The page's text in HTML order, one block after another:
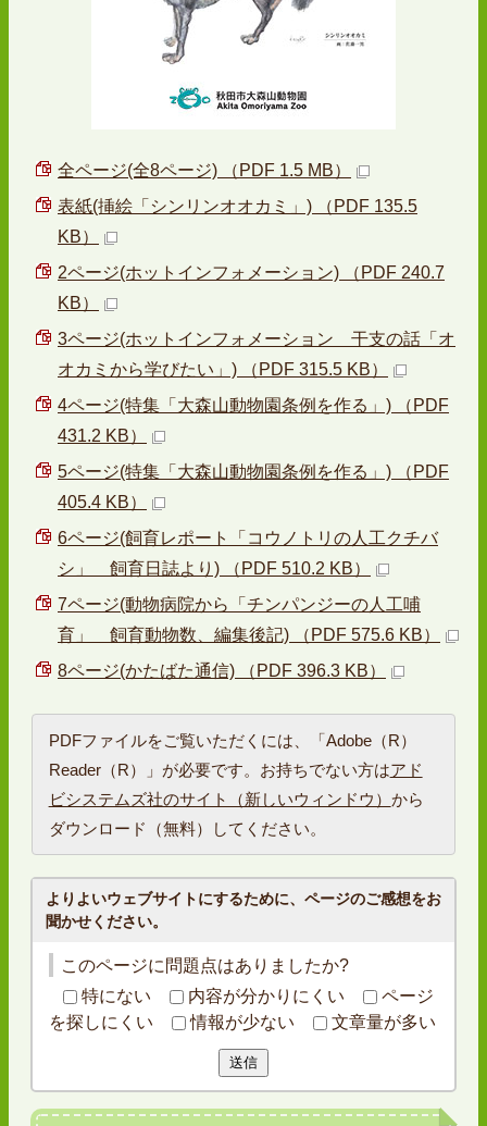
全ページ(全8ページ) （PDF 1.5 MB）
表紙(挿絵「シンリンオオカミ」) （PDF 135.5
KB）
2ページ(ホットインフォメーション) （PDF 240.7
KB）
3ページ(ホットインフォメーション 干支の話「オ
オカミから学びたい」) （PDF 315.5 KB）
4ページ(特集「大森山動物園条例を作る」) （PDF
431.2 KB）
5ページ(特集「大森山動物園条例を作る」) （PDF
405.4 KB）
6ページ(飼育レポート「コウノトリの人工クチバ
シ」 飼育日誌より) （PDF 510.2 KB）
7ページ(動物病院から「チンパンジーの人工哺
育」 飼育動物数、編集後記) （PDF 575.6 KB）
8ページ(かたばた通信) （PDF 396.3 KB）
PDFファイルをご覧いただくには、「Adobe（R）
Reader（R）」が必要です。お持ちでない方はアド
ビシステムズ社のサイト（新しいウィンドウ） から
ダウンロード（無料）してください。
よりよいウェブサイトにするために、ページのご感想をお
聞かせください。
このページに問題点はありましたか?
特にない
内容が分かりにくい
ページ
を探しにくい
情報が少ない 文章量が多い
送信